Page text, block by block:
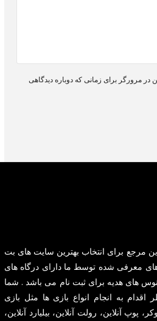
در مرورگر برای زمانی که دوباره دیدگاهی
مرجع برای انتخاب بهترین سایت های بت
معرفی شده توسط ما دارای درگاه های
های هدیه برای ثبت نام می باشد . شما
اقدام به انجام انواع بازی ها مثل بازی
پوپ آنلاین، رولت آنلاین، بیلیارد آنلاین،